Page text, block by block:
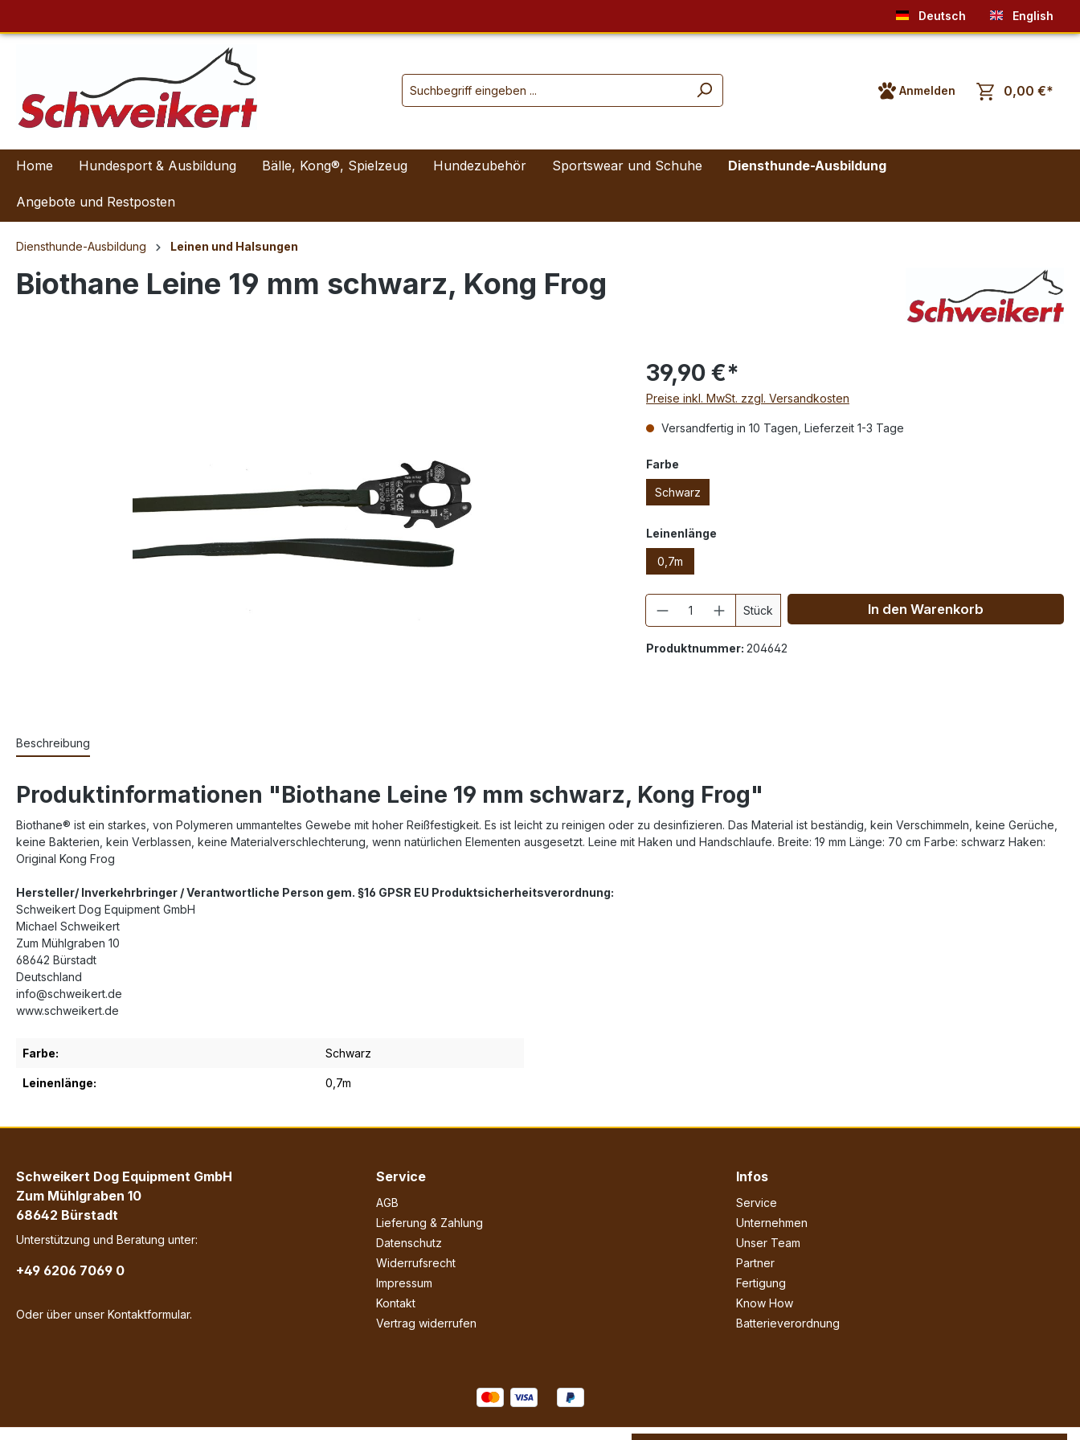
Deutsch English
Anmelden 0,00 €*
Home Hundesport & Ausbildung Bälle, Kong®, Spielzeug Hundezubehör Sportswear und Schuhe Diensthunde-Ausbildung
Angebote und Restposten
Diensthunde-Ausbildung Leinen und Halsungen
Biothane Leine 19 mm schwarz, Kong Frog
39,90 €*
Preise inkl. MwSt. zzgl. Versandkosten
Versandfertig in 10 Tagen, Lieferzeit 1-3 Tage
Farbe
Schwarz
Leinenlänge
0,7m
Anzahl
Stück In den Warenkorb
Produktnummer: 204642
Beschreibung
Produktinformationen "Biothane Leine 19 mm schwarz, Kong Frog"
Biothane® ist ein starkes, von Polymeren ummanteltes Gewebe mit hoher Reißfestigkeit. Es ist leicht zu reinigen oder zu desinfizieren. Das Material ist beständig, kein Verschimmeln, keine Gerüche,
keine Bakterien, kein Verblassen, keine Materialverschlechterung, wenn natürlichen Elementen ausgesetzt. Leine mit Haken und Handschlaufe. Breite: 19 mm Länge: 70 cm Farbe: schwarz Haken:
Original Kong Frog
Hersteller/ Inverkehrbringer / Verantwortliche Person gem. §16 GPSR EU Produktsicherheitsverordnung:
Schweikert Dog Equipment GmbH
Michael Schweikert
Zum Mühlgraben 10
68642 Bürstadt
Deutschland
info@schweikert.de
www.schweikert.de
Farbe: Schwarz
Leinenlänge: 0,7m
Schweikert Dog Equipment GmbH
Zum Mühlgraben 10
68642 Bürstadt
Unterstützung und Beratung unter:
+49 6206 7069 0
Oder über unser Kontaktformular.
Service
AGB
Lieferung & Zahlung
Datenschutz
Widerrufsrecht
Impressum
Kontakt
Vertrag widerrufen
Infos
Service
Unternehmen
Unser Team
Partner
Fertigung
Know How
Batterieverordnung